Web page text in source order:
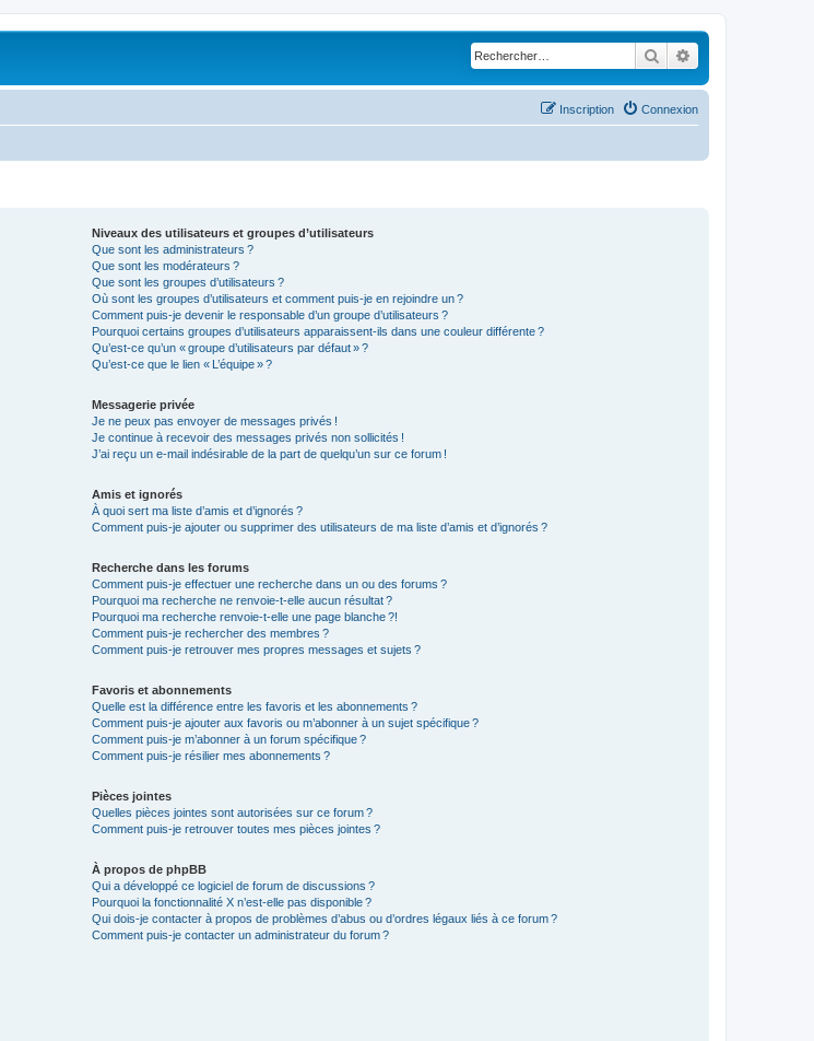
Rechercher
Connexion
Inscription
Niveaux des utilisateurs et groupes d’utilisateurs
Que sont les administrateurs ?
Que sont les modérateurs ?
Que sont les groupes d’utilisateurs ?
Où sont les groupes d’utilisateurs et comment puis-je en rejoindre un ?
Comment puis-je devenir le responsable d’un groupe d’utilisateurs ?
Pourquoi certains groupes d’utilisateurs apparaissent-ils dans une couleur différente ?
Qu’est-ce qu’un « groupe d’utilisateurs par défaut » ?
Qu’est-ce que le lien « L’équipe » ?
Messagerie privée
Je ne peux pas envoyer de messages privés !
Je continue à recevoir des messages privés non sollicités !
J’ai reçu un e-mail indésirable de la part de quelqu’un sur ce forum !
Amis et ignorés
À quoi sert ma liste d’amis et d’ignorés ?
Comment puis-je ajouter ou supprimer des utilisateurs de ma liste d’amis et d’ignorés ?
Recherche dans les forums
Comment puis-je effectuer une recherche dans un ou des forums ?
Pourquoi ma recherche ne renvoie-t-elle aucun résultat ?
Pourquoi ma recherche renvoie-t-elle une page blanche ?!
Comment puis-je rechercher des membres ?
Comment puis-je retrouver mes propres messages et sujets ?
Favoris et abonnements
Quelle est la différence entre les favoris et les abonnements ?
Comment puis-je ajouter aux favoris ou m’abonner à un sujet spécifique ?
Comment puis-je m’abonner à un forum spécifique ?
Comment puis-je résilier mes abonnements ?
Pièces jointes
Quelles pièces jointes sont autorisées sur ce forum ?
Comment puis-je retrouver toutes mes pièces jointes ?
À propos de phpBB
Qui a développé ce logiciel de forum de discussions ?
Pourquoi la fonctionnalité X n’est-elle pas disponible ?
Qui dois-je contacter à propos de problèmes d’abus ou d’ordres légaux liés à ce forum ?
Comment puis-je contacter un administrateur du forum ?